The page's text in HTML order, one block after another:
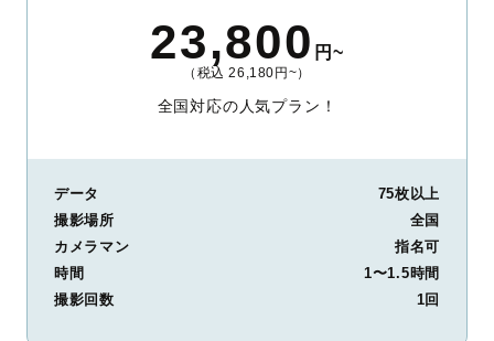
23,800 円~
（税込 26,180円~）
全国対応の人気プラン！
データ
75枚以上
撮影場所
全国
カメラマン
指名可
時間
1〜1.5時間
撮影回数
1回